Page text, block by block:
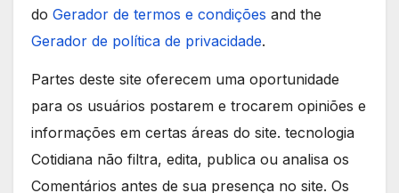
do Gerador de termos e condições and the
Gerador de política de privacidade.
Partes deste site oferecem uma oportunidade
para os usuários postarem e trocarem opiniões e
informações em certas áreas do site. tecnologia
Cotidiana não filtra, edita, publica ou analisa os
Comentários antes de sua presença no site. Os